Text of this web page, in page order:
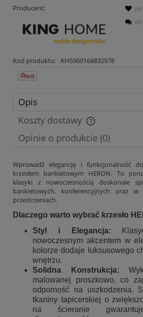
Producent:
Kod produktu: KH5900168832978
Opis
Koszty dostawy
Cena nie zawiera ewentualnych kosztów
Opinie o produkcie (0)
Wprowadź elegancję i funkcjonalność
krzesłem bankietowym HERON. To
klasyki z nowoczesnością doskonale
bankietowych, konferencyjnych oraz w
przestrzeniach.
Dlaczego warto wybrać krzesło
Styl i Elegancja:
nowoczesnym akcentem w
kolorze dodaje luksusowego
wnętrzu.
Solidna Konstrukcja:
malowanej proszkowo, co
odporność na uszkodzenia.
tkaniny tapicerskiej o
na ścieranie